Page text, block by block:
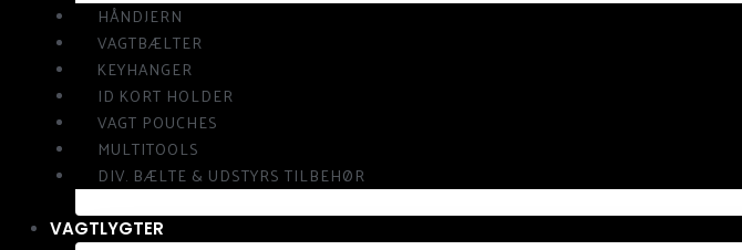
HÅNDJERN
VAGTBÆLTER
KEYHANGER
ID KORT HOLDER
VAGT POUCHES
MULTITOOLS
DIV. BÆLTE & UDSTYRS TILBEHØR
VAGTLYGTER